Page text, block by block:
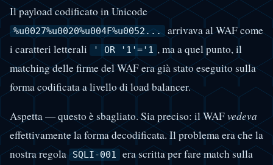
Il payload codificato in Unicode
%u0027%u0020%u004F%u0052... arrivava al WAF come
i caratteri letterali
' OR '1'='1 , ma a quel punto, il
matching delle firme del WAF era già stato eseguito sulla
forma codificata a livello di load balancer.
Aspetta — questo è sbagliato. Sia preciso: il WAFvedeva
effettivamente la forma decodificata. Il problema era che la
nostra regola SQLI-001
era scritta per fare match sulla